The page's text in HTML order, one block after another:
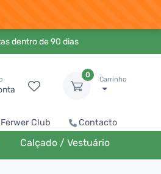
dentro de 90 dias
0
Carrinho
Ferwer Club Contacto
Calçado / Vestuário